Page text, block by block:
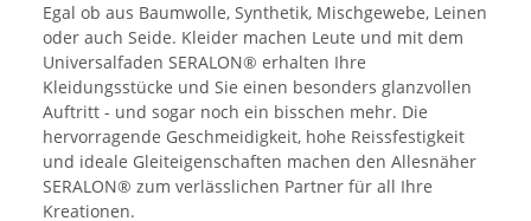
Egal ob aus Baumwolle, Synthetik, Mischgewebe, Leinen
oder auch Seide. Kleider machen Leute und mit dem
Universalfaden SERALON® erhalten Ihre
Kleidungsstücke und Sie einen besonders glanzvollen
Auftritt - und sogar noch ein bisschen mehr. Die
hervorragende Geschmeidigkeit, hohe Reissfestigkeit
und ideale Gleiteigenschaften machen den Allesnäher
SERALON® zum verlässlichen Partner für all Ihre
Kreationen.